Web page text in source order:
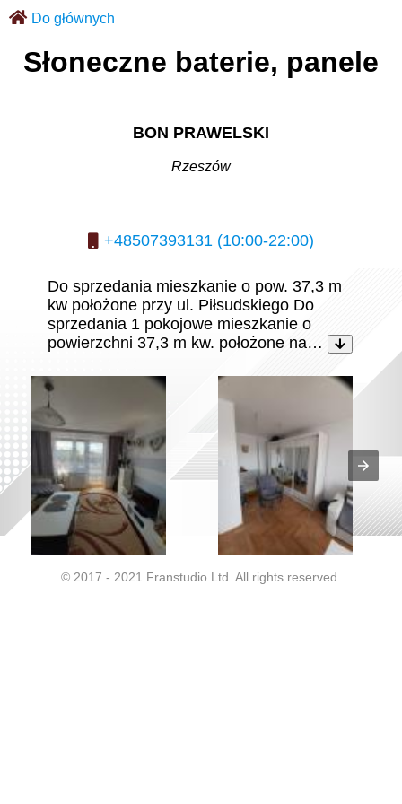
Do głównych
Słoneczne baterie, panele
BON PRAWELSKI
Rzeszów
+48507393131 (10:00-22:00)
Do sprzedania mieszkanie o pow. 37,3 m
kw położone przy ul. Piłsudskiego Do
sprzedania 1 pokojowe mieszkanie o
powierzchni 37,3 m kw. położone na…
© 2017 - 2021 Franstudio Ltd. All rights reserved.